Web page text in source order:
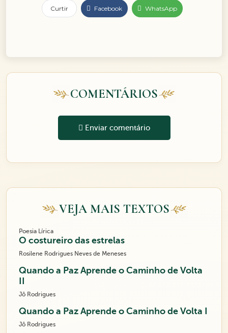
Curtir Facebook WhatsApp
COMENTÁRIOS
Enviar comentário
VEJA MAIS TEXTOS
Poesia Lírica
O costureiro das estrelas
Rosilene Rodrigues Neves de Meneses
Quando a Paz Aprende o Caminho de Volta
Jô Rodrigues
Quando a Paz Aprende o Caminho de Volta I
Jô Rodrigues